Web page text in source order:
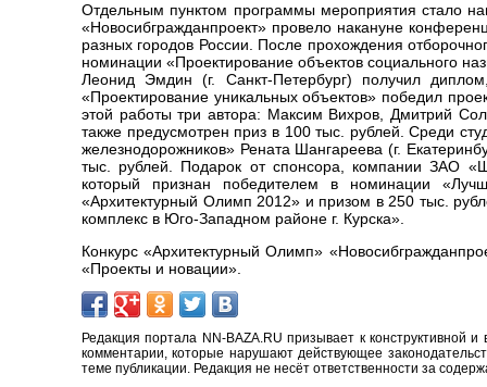
Отдельным пунктом программы мероприятия стало
«Новосибгражданпроект» провело накануне
разных городов России. После прохождения
номинации «Проектирование объектов социального
Леонид Эмдин (г. Санкт-Петербург) получил
«Проектирование уникальных объектов» победил
этой работы три автора: Максим Вихров, Дмитрий
также предусмотрен приз в 100 тыс. рублей. Среди
железнодорожников» Рената Шангареева (г.
тыс. рублей. Подарок от спонсора, компании ЗАО
который признан победителем в номинации
«Архитектурный Олимп 2012» и призом в 250 тыс.
комплекс в Юго-Западном районе г. Курска».
Конкурс «Архитектурный Олимп»
«Проекты и новации».
Редакция портала NN-BAZA.RU призывает к конструктивной
комментарии, которые нарушают действующее
теме публикации. Редакция не несёт ответственности за